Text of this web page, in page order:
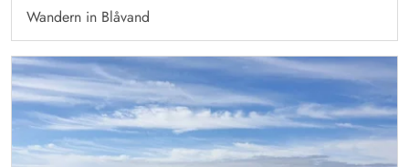
Wandern in Blåvand